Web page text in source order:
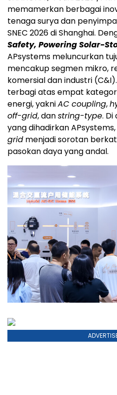
memamerkan berbagai
tenaga surya dan
SNEC 2026 di Shanghai.
Safety, Powering Solar-
APsystems meluncurkan
mencakup segmen mikro,
komersial dan industri
terbagi atas empat
energi, yakniAC coupling,
off-grid, danstring-type.
yang dihadirkan APsystems,
grid menjadi sorotan
pasokan daya yang andal.